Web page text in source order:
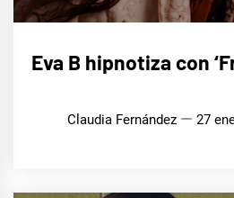
Eva B hipnotiza con
Claudia Fernández 27